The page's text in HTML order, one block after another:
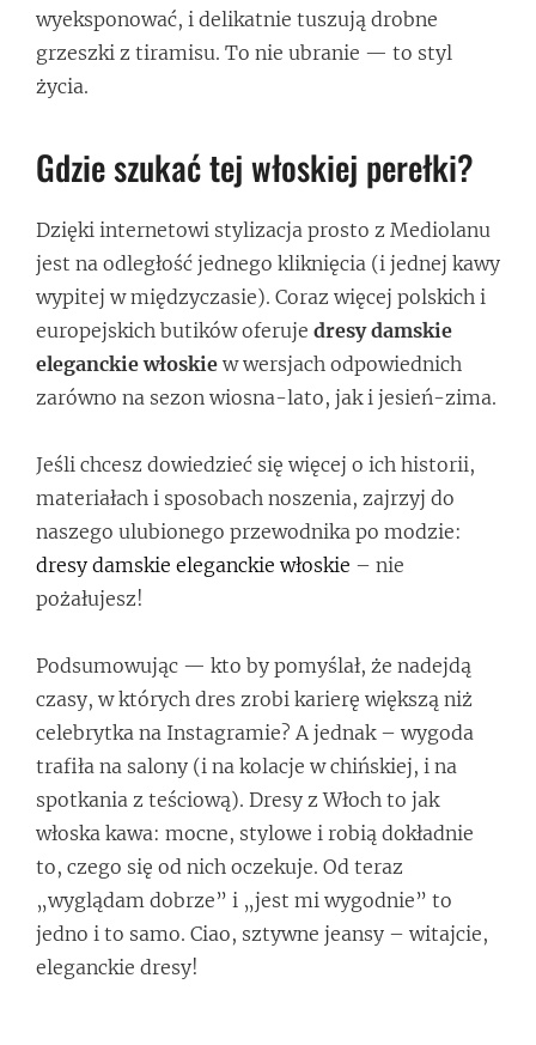
wyeksponować, i delikatnie tuszują drobne
grzeszki z tiramisu. To nie ubranie — to styl
życia.
Gdzie szukać tej włoskiej perełki?
Dzięki internetowi stylizacja prosto z Mediolanu
jest na odległość jednego kliknięcia (i jednej kawy
wypitej w międzyczasie). Coraz więcej polskich i
europejskich butików oferuje dresy damskie
eleganckie włoskie w wersjach odpowiednich
zarówno na sezon wiosna-lato, jak i jesień-zima.
Jeśli chcesz dowiedzieć się więcej o ich historii,
materiałach i sposobach noszenia, zajrzyj do
naszego ulubionego przewodnika po modzie:
dresy damskie eleganckie włoskie – nie
pożałujesz!
Podsumowując — kto by pomyślał, że nadejdą
czasy, w których dres zrobi karierę większą niż
celebrytka na Instagramie? A jednak – wygoda
trafiła na salony (i na kolacje w chińskiej, i na
spotkania z teściową). Dresy z Włoch to jak
włoska kawa: mocne, stylowe i robią dokładnie
to, czego się od nich oczekuje. Od teraz
„wyglądam dobrze” i „jest mi wygodnie” to
jedno i to samo. Ciao, sztywne jeansy – witajcie,
eleganckie dresy!